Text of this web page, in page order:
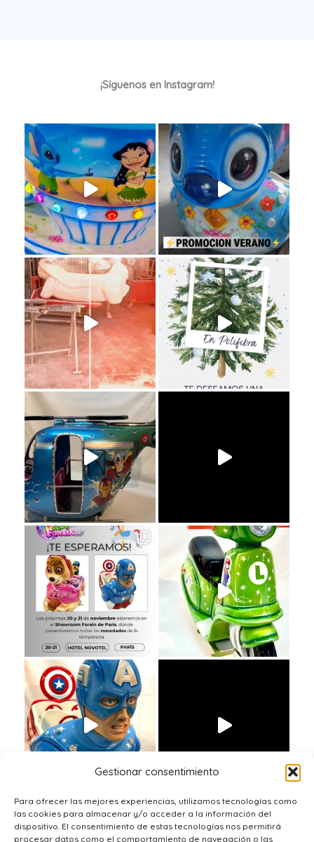
Gestionar consentimiento
Para ofrecer las mejores experiencias, utilizamos tecnologías como
las cookies para almacenar y/o acceder a la información del
dispositivo. El consentimiento de estas tecnologías nos permitirá
procesar datos como el comportamiento de navegación o las
¡Síguenos en Instagram!